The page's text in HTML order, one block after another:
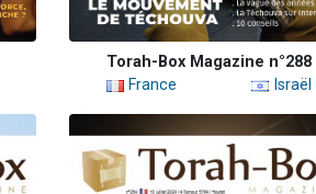
Torah-Box Magazine n°288
France
Israël